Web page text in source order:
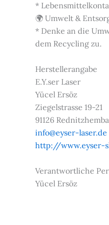
*
🌍 Umwelt &
* Denke an die
dem Recycling zu.
Herstellerangabe
E.Y.ser Laser
Yücel Ersöz
Ziegelstrasse 19-21
91126
info@eyser-laser.de
http://www.eyser-
Verantwortliche
Yücel Ersöz